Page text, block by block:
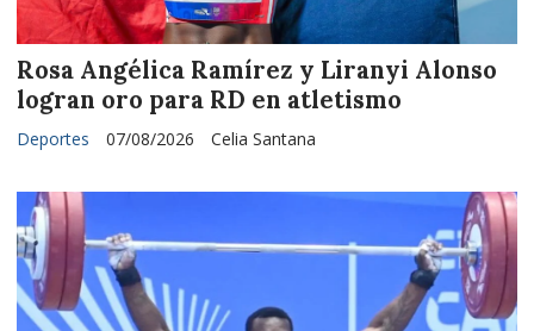
Rosa Angélica Ramírez y Liranyi Alonso
logran oro para RD en atletismo
Celia Santana
Deportes 07/08/2026